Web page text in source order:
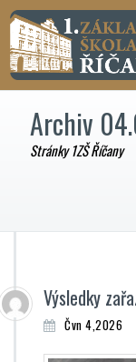
Archiv
Stránky 1ZŠ Říčany
Výsledky
Čvn 4,2026